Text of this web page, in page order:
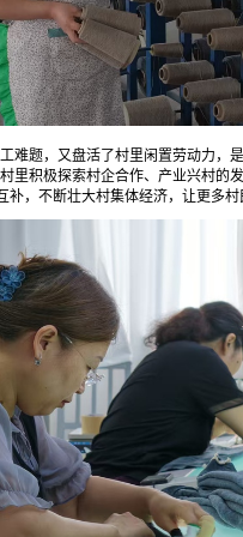
难题，又盘活了村里闲置劳动力，
里积极探索村企合作、产业兴村的
，不断壮大村集体经济，让更多村